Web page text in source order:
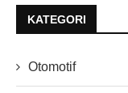
KATEGORI
Otomotif